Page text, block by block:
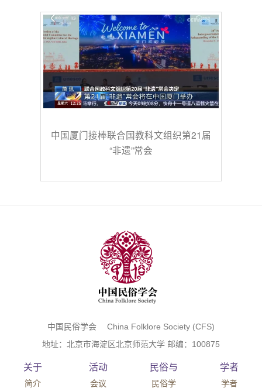
中国厦门接棒联合国教科文组织第21届
“非遗”常会
中国民俗学会 China Folklore Society (CFS)
地址：北京市海淀区北京师范大学 邮编：100875
关于
简介
活动
会议
民俗与
民俗学
学者
学者